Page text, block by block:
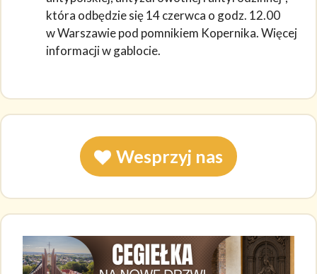
która odbędzie się 14 czerwca o godz. 12.00
w Warszawie pod pomnikiem Kopernika. Więcej
informacji w gablocie.
Wesprzyj nas